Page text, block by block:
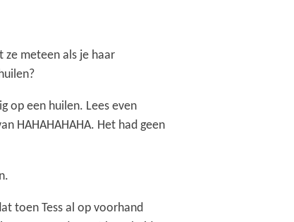
ze meteen als je haar
op een huilen. Lees even
HAHAHAHAHA. Het had geen
toen Tess al op voorhand